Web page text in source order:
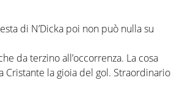
di N’Dicka poi non può nulla su
da terzino all’occorrenza. La cosa
Cristante la gioia del gol. Straordinario